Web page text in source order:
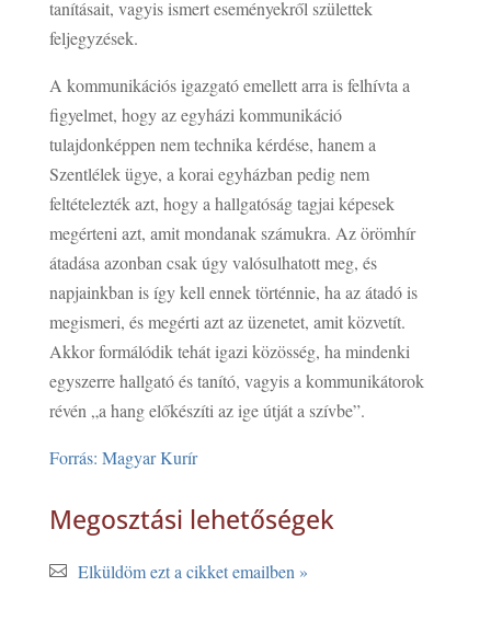
tanításait, vagyis ismert eseményekről születtek
feljegyzések.
A kommunikációs igazgató emellett arra is felhívta a
figyelmet, hogy az egyházi kommunikáció
tulajdonképpen nem technika kérdése, hanem a
Szentlélek ügye, a korai egyházban pedig nem
feltételezték azt, hogy a hallgatóság tagjai képesek
megérteni azt, amit mondanak számukra. Az örömhír
átadása azonban csak úgy valósulhatott meg, és
napjainkban is így kell ennek történnie, ha az átadó is
megismeri, és megérti azt az üzenetet, amit közvetít.
Akkor formálódik tehát igazi közösség, ha mindenki
egyszerre hallgató és tanító, vagyis a kommunikátorok
révén „a hang előkészíti az ige útját a szívbe”.
Forrás: Magyar Kurír
Megosztási lehetőségek
Elküldöm ezt a cikket emailben »